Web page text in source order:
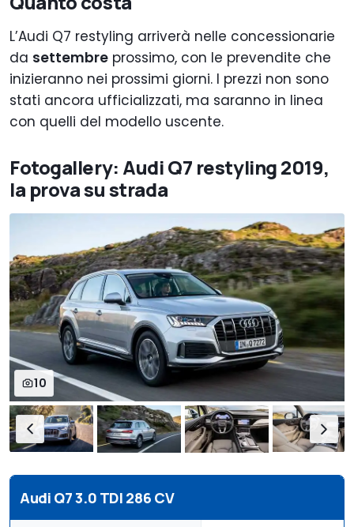
L’Audi Q7 restyling arriverà nelle concessionarie
da settembre prossimo, con le prevendite che
inizieranno nei prossimi giorni. I prezzi non sono
stati ancora ufficializzati, ma saranno in linea
con quelli del modello uscente.
Fotogallery: Audi Q7 restyling 2019,
la prova su strada
10
Audi Q7 3.0 TDI 286 CV